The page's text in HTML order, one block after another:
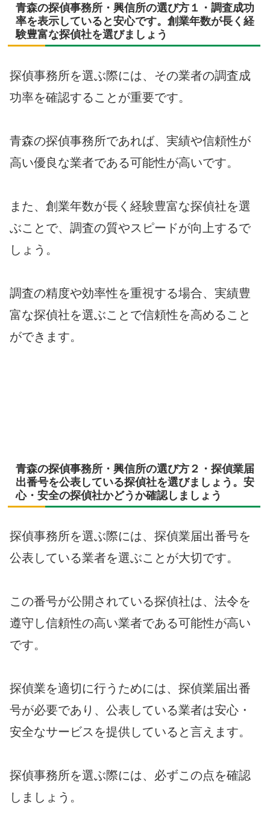
青森の探偵事務所・興信所の選び方１・調査成功
率を表示していると安心です。創業年数が長く経
験豊富な探偵社を選びましょう
探偵事務所を選ぶ際には、その業者の調査成
功率を確認することが重要です。
青森の探偵事務所であれば、実績や信頼性が
高い優良な業者である可能性が高いです。
また、創業年数が長く経験豊富な探偵社を選
ぶことで、調査の質やスピードが向上するで
しょう。
調査の精度や効率性を重視する場合、実績豊
富な探偵社を選ぶことで信頼性を高めること
ができます。
青森の探偵事務所・興信所の選び方２・探偵業届
出番号を公表している探偵社を選びましょう。安
心・安全の探偵社かどうか確認しましょう
探偵事務所を選ぶ際には、探偵業届出番号を
公表している業者を選ぶことが大切です。
この番号が公開されている探偵社は、法令を
遵守し信頼性の高い業者である可能性が高い
です。
探偵業を適切に行うためには、探偵業届出番
号が必要であり、公表している業者は安心・
安全なサービスを提供していると言えます。
探偵事務所を選ぶ際には、必ずこの点を確認
しましょう。